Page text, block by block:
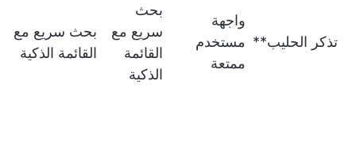
تذكر الحليب**
واجهة
مستخدم
ممتعة
بحث
سريع مع
القائمة
الذكية
بحث سريع مع
القائمة الذكية